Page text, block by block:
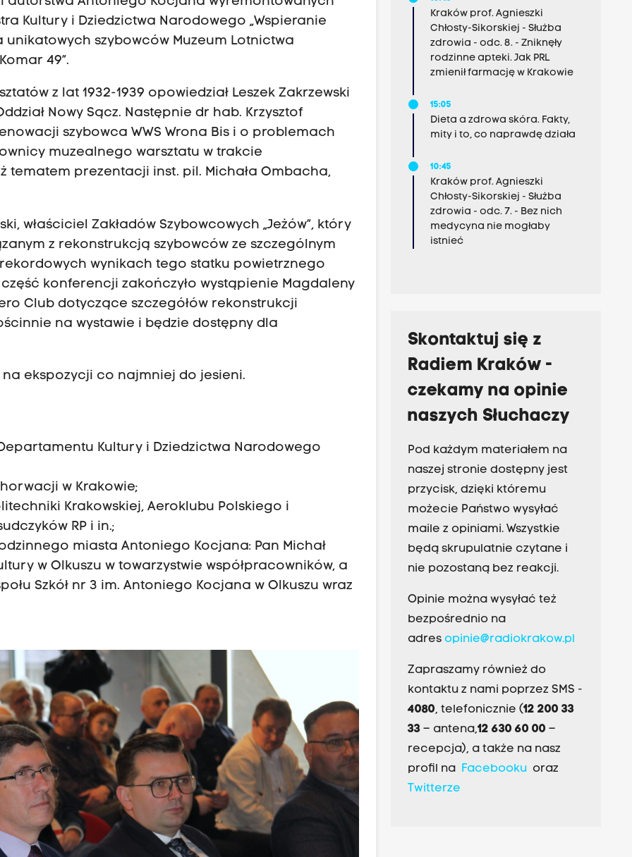
Kultury i Dziedzictwa Narodowego „Wspieranie
unikatowych szybowców Muzeum Lotnictwa
49”.
z lat 1932-1939 opowiedział Leszek Zakrzewski
Nowy Sącz. Następnie dr hab. Krzysztof
szybowca WWS Wrona Bis i o problemach
muzealnego warsztatu w trakcie
tematem prezentacji inst. pil. Michała Ombacha,
właściciel Zakładów Szybowcowych „Jeżów”, który
z rekonstrukcją szybowców ze szczególnym
wynikach tego statku powietrznego
konferencji zakończyło wystąpienie Magdaleny
Club dotyczące szczegółów rekonstrukcji
na wystawie i będzie dostępny dla
ekspozycji co najmniej do jesieni.
Kultury i Dziedzictwa Narodowego
w Krakowie;
Krakowskiej, Aeroklubu Polskiego i
RP i in.;
miasta Antoniego Kocjana: Pan Michał
w Olkuszu w towarzystwie współpracowników, a
Szkół nr 3 im. Antoniego Kocjana w Olkuszu wraz
Kraków prof. Agnieszki
Chłosty-Sikorskiej - Służba
zdrowia - odc. 8. - Zniknęły
rodzinne apteki. Jak PRL
zmienił farmację w Krakowie
15:05
Dieta a zdrowa skóra. Fakty,
mity i to, co naprawdę działa
10:45
Kraków prof. Agnieszki
Chłosty-Sikorskiej - Służba
zdrowia - odc. 7. - Bez nich
medycyna nie mogłaby
istnieć
Skontaktuj się z
Radiem Kraków -
czekamy na opinie
naszych Słuchaczy
Pod każdym materiałem na
naszej stronie dostępny jest
przycisk, dzięki któremu
możecie Państwo wysyłać
maile z opiniami. Wszystkie
będą skrupulatnie czytane i
nie pozostaną bez reakcji.
Opinie można wysyłać też
bezpośrednio na
adres opinie@radiokrakow.pl
Zapraszamy również do
kontaktu z nami poprzez SMS -
4080, telefonicznie (12 200 33
33– antena,12 630 60 00 –
recepcja), a także na nasz
profil na Facebookuoraz
Twitterze